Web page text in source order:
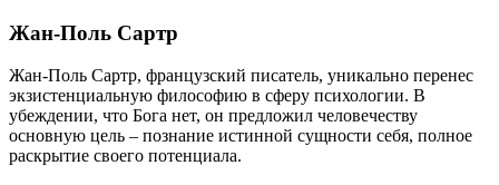
Жан-Поль Сартр
Жан-Поль Сартр, французский писатель, уникально перенес
экзистенциальную философию в сферу психологии. В
убеждении, что Бога нет, он предложил человечеству
основную цель – познание истинной сущности себя, полное
раскрытие своего потенциала.